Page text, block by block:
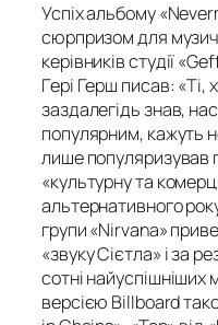
Успіх альбому
сюрпризом для
керівників студії
Гері Герш писав:
заздалегідь знав,
популярним, кажуть
лише популяризував
«культурну та
альтернативного
групи «Nirvana»
«звуку Сієтла» і за
сотні найуспішніших
версією Billboard